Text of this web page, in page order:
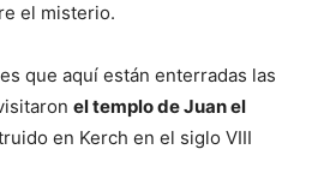
el misterio.
que aquí están enterradas las
el templo de Juan el
en Kerch en el siglo VIII